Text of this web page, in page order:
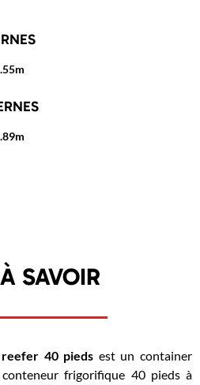
SAVOIR
40 pieds est un container
frigorifique 40 pieds à